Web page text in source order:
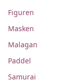
Figuren
Masken
Malagan
Paddel
Samurai